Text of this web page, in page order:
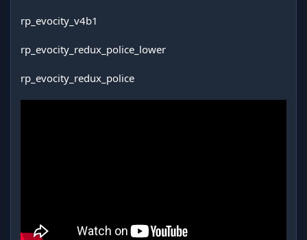
rp_evocity_v4b1
rp_evocity_redux_police_lower
rp_evocity_redux_police